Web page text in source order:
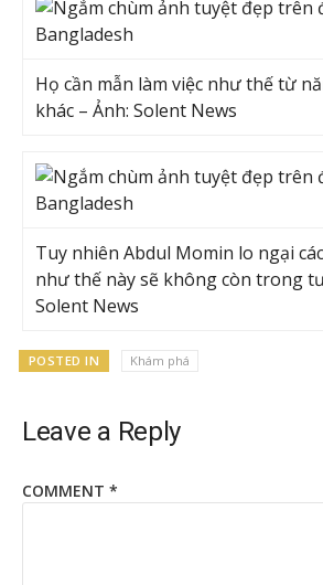
Họ cần mẫn làm việc như thế từ
khác – Ảnh: Solent News
Tuy nhiên Abdul Momin lo ngại
như thế này sẽ không còn trong
Solent News
POSTED IN Khám phá
Leave a Reply
COMMENT *